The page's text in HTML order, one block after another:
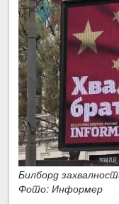
Билборд
Фото: Информер